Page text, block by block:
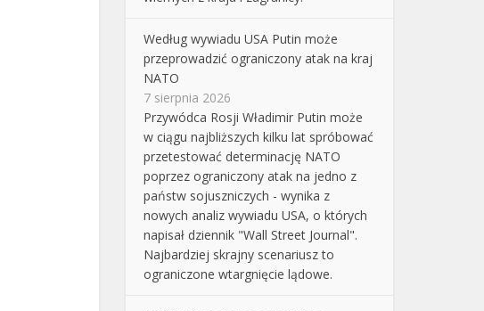
Według wywiadu USA Putin może
przeprowadzić ograniczony atak na kraj
NATO
7 sierpnia 2026
Przywódca Rosji Władimir Putin może
w ciągu najbliższych kilku lat spróbować
przetestować determinację NATO
poprzez ograniczony atak na jedno z
państw sojuszniczych - wynika z
nowych analiz wywiadu USA, o których
napisał dziennik "Wall Street Journal".
Najbardziej skrajny scenariusz to
ograniczone wtargnięcie lądowe.